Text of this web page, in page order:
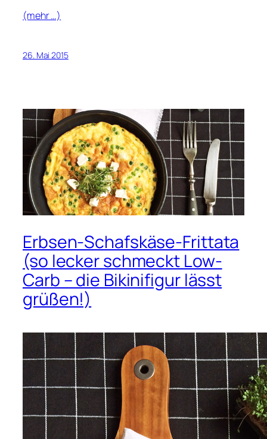
(mehr …)
26. Mai 2015
Erbsen-Schafskäse-Frittata
(so lecker schmeckt Low-
Carb – die Bikinifigur lässt
grüßen!)